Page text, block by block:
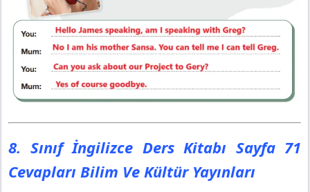
8. Sınıf İngilizce Ders Kitabı Sayfa 71
Cevapları Bilim Ve Kültür Yayınları